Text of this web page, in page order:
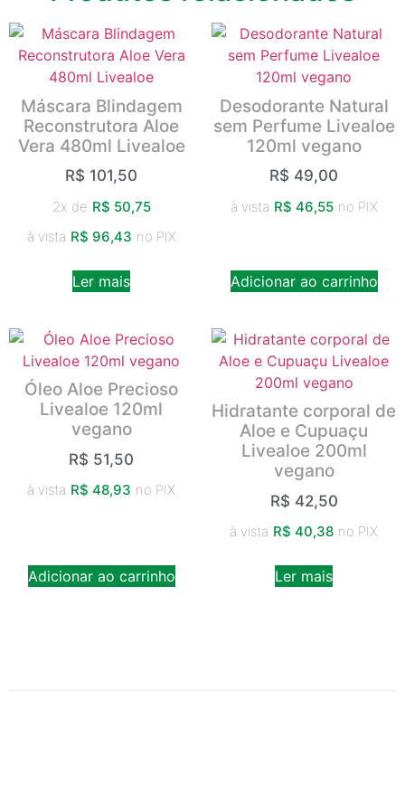
Máscara Blindagem
Reconstrutora Aloe
Vera 480ml Livealoe
R$ 101,50
2x de R$ 50,75
à vista R$ 96,43 no PIX
Ler mais
Desodorante Natural
sem Perfume Livealoe
120ml vegano
R$ 49,00
à vista R$ 46,55 no PIX
Adicionar ao carrinho
Óleo Aloe Precioso
Livealoe 120ml
vegano
R$ 51,50
à vista R$ 48,93 no PIX
Adicionar ao carrinho
Hidratante corporal de
Aloe e Cupuaçu
Livealoe 200ml
vegano
R$ 42,50
à vista R$ 40,38 no PIX
Ler mais